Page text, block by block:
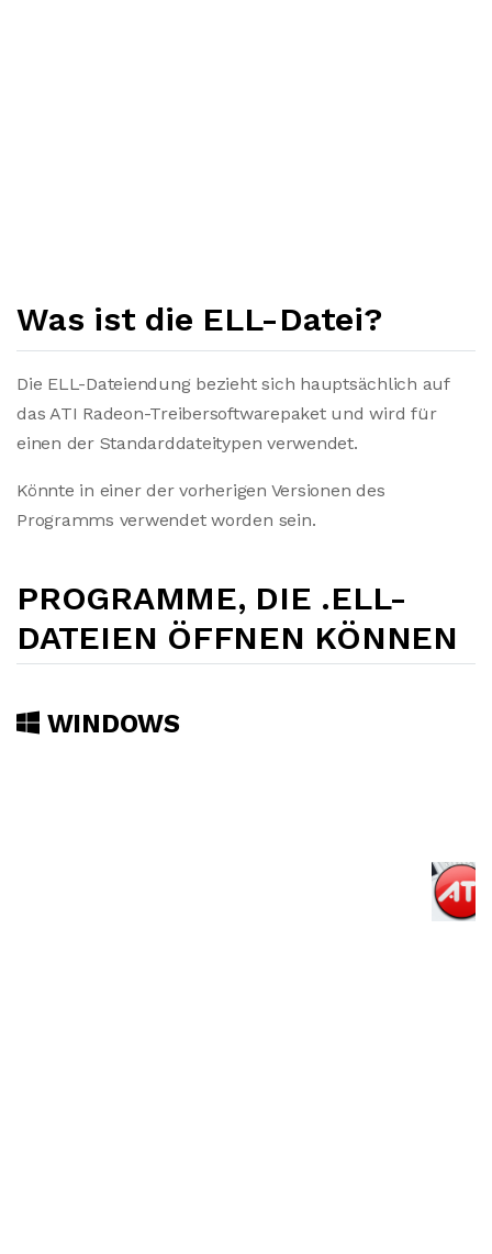
Was ist die ELL-Datei?
Die ELL-Dateiendung bezieht sich hauptsächlich auf
das ATI Radeon-Treibersoftwarepaket und wird für
einen der Standarddateitypen verwendet.
Könnte in einer der vorherigen Versionen des
Programms verwendet worden sein.
PROGRAMME, DIE .ELL-
DATEIEN ÖFFNEN KÖNNEN
WINDOWS